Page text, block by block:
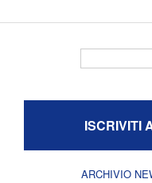
ISCRIVITI
ARCHIVIO